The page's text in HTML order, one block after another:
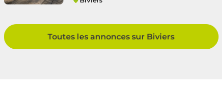
Toutes les annonces sur Biviers